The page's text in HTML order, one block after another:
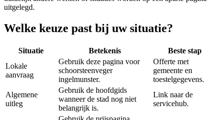
uitgelegd.
Welke keuze past bij uw situatie?
Situatie Betekenis
Beste stap
Lokale
aanvraag
Gebruik deze pagina voor
schoorsteenveger
ingelmunster.
Offerte met
gemeente en
toestelgegevens.
Algemene
uitleg
Gebruik de hoofdgids
wanneer de stad nog niet
belangrijk is.
Link naar de
servicehub.